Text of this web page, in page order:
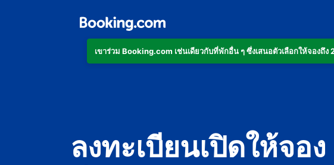
เข้าร่วม Booking.com เช่นเดียวกับที่พักอื่น ๆ ซึ่งเสนอตัวเลือกให้จองถึ
ลงทะเบียนเปิดให้จอง
โรงแรม